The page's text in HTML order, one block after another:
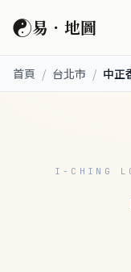
☯易．地圖
首頁 / 台北市 / 中正
I-CHING